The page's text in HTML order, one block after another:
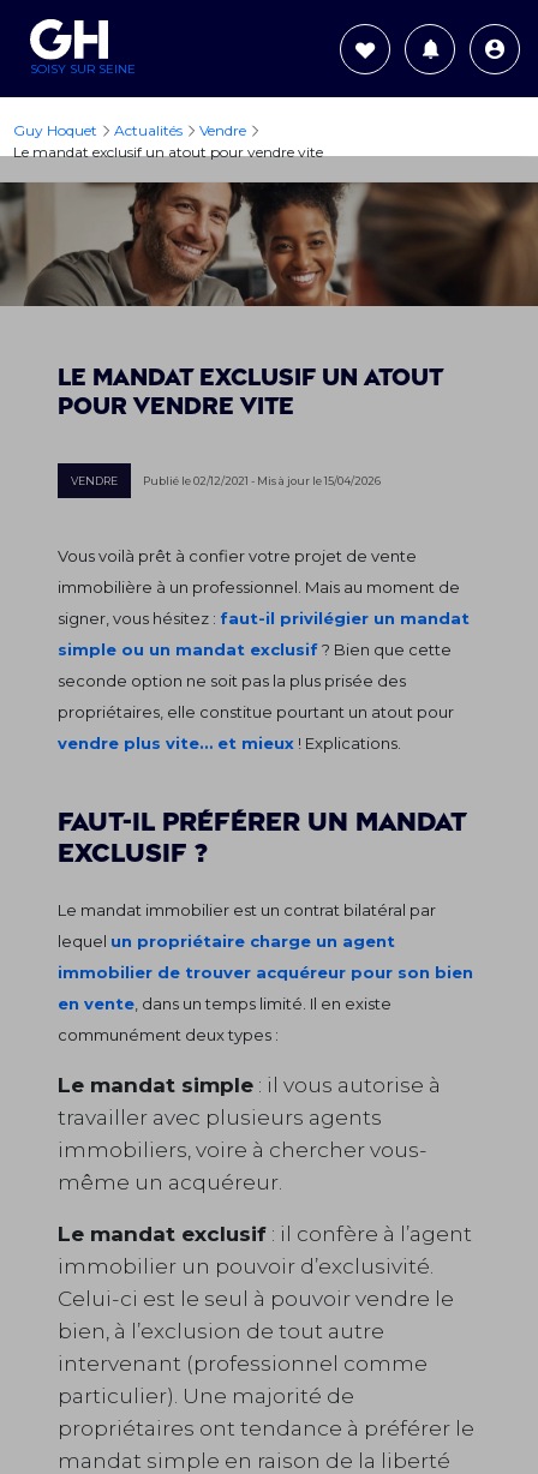
SOISY SUR SEINE
Guy Hoquet Actualités
Vendre
Le mandat exclusif un atout pour vendre vite
Le mandat exclusif un atout
pour vendre vite
VENDRE Publié le 02/12/2021 - Mis à jour le 15/04/2026
Vous voilà prêt à confier votre projet de vente
immobilière à un professionnel. Mais au moment de
signer, vous hésitez : faut-il privilégier un mandat
simple ou un mandat exclusif? Bien que cette
seconde option ne soit pas la plus prisée des
propriétaires, elle constitue pourtant un atout pour
vendre plus vite… et mieux ! Explications.
Faut-il préférer un mandat
exclusif ?
Le mandat immobilier est un contrat bilatéral par
lequel un propriétaire charge un agent
immobilier de trouver acquéreur pour son bien
en vente , dans un temps limité. Il en existe
communément deux types :
Le mandat simple : il vous autorise à
travailler avec plusieurs agents
immobiliers, voire à chercher vous-
même un acquéreur.
Le mandat exclusif : il confère à l’agent
immobilier un pouvoir d’exclusivité.
Celui-ci est le seul à pouvoir vendre le
bien, à l’exclusion de tout autre
intervenant (professionnel comme
particulier). Une majorité de
propriétaires ont tendance à préférer le
mandat simple en raison de la liberté